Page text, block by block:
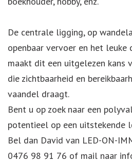
De centrale ligging, op
openbaar vervoer en het leuke
maakt dit een uitgelezen kans
die zichtbaarheid en
vaandel draagt.
Bent u op zoek naar een
potentieel op een uitstekende
Bel dan David van LED-ON-
0476 98 91 76 of mail naar